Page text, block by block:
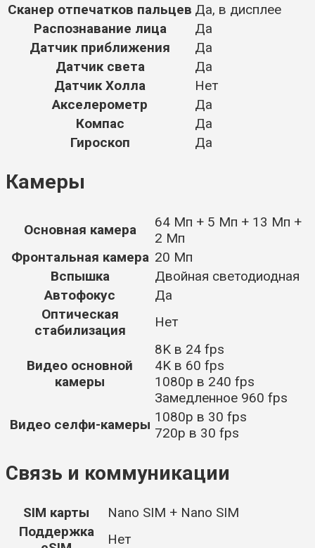
Сканер отпечатков пальцев Да, в дисплее
Распознавание лица
Да
Датчик приближения
Да
Датчик света
Да
Датчик Холла
Нет
Акселерометр
Да
Компас
Да
Гироскоп
Да
Камеры
Основная камера
64 Мп + 5 Мп + 13 Мп +
2 Мп
Фронтальная камера 20 Мп
Вспышка
Двойная светодиодная
Автофокус
Да
Оптическая
стабилизация
Нет
Видео основной
камеры
8K в 24 fps
4K в 60 fps
1080p в 240 fps
Замедленное 960 fps
Видео селфи-камеры 1080p в 30 fps
720p в 30 fps
Связь и коммуникации
SIM карты
Nano SIM + Nano SIM
Поддержка
Нет